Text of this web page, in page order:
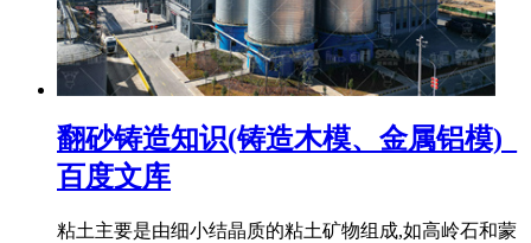
翻砂铸造知识(铸造木模、金属铝模)_
百度文库
粘土主要是由细小结晶质的粘土矿物组成,如高岭石和蒙